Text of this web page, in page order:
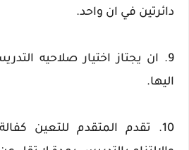
دائرتين في ان واحد.
9. ان يجتاز اختيار صلاحيه
اليها.
10. تقدم المتقدم للتعين